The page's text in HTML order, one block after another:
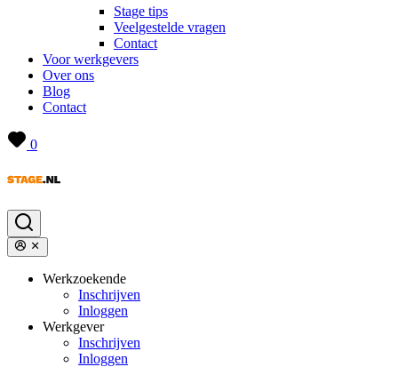
Stage tips
Veelgestelde vragen
Contact
Voor werkgevers
Over ons
Blog
Contact
0
Werkzoekende
Inschrijven
Inloggen
Werkgever
Inschrijven
Inloggen